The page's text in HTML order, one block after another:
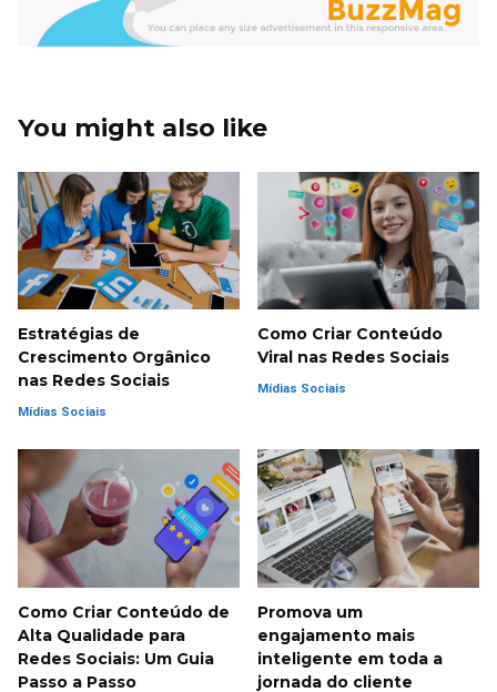
You might also like
Estratégias de
Crescimento Orgânico
nas Redes Sociais
Mídias Sociais
Como Criar Conteúdo
Viral nas Redes Sociais
Mídias Sociais
Como Criar Conteúdo de
Alta Qualidade para
Redes Sociais: Um Guia
Passo a Passo
Promova um
engajamento mais
inteligente em toda a
jornada do cliente